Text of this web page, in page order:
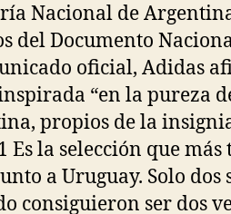
Nacional de
del Documento
oficial, Adidas
“en la pureza
propios de la
Es la selección que más
a Uruguay. Solo dos
consiguieron ser dos